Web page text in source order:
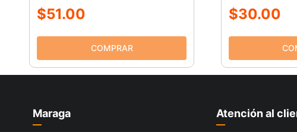
$51.00 $30.00
Maraga Atención al